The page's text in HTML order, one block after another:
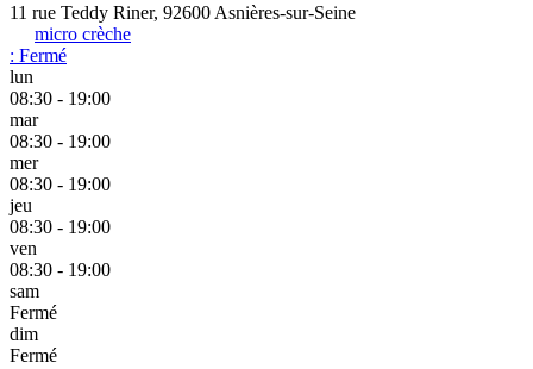
11 rue Teddy Riner, 92600 Asnières-sur-Seine
micro crèche
: Fermé
lun
08:30 - 19:00
mar
08:30 - 19:00
mer
08:30 - 19:00
jeu
08:30 - 19:00
ven
08:30 - 19:00
sam
Fermé
dim
Fermé